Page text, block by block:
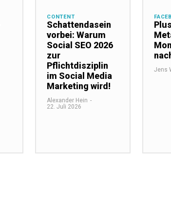
CONTENT
Schattendasein
vorbei: Warum
Social SEO 2026
zur
Pflichtdisziplin
im Social Media
Marketing wird!
Alexander Hein -
22. Juli 2026
Jens